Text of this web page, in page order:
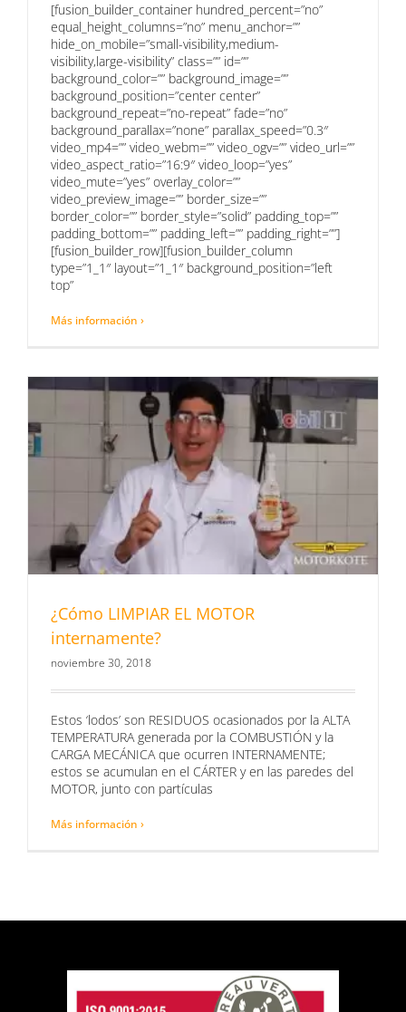
[fusion_builder_container hundred_percent=”no”
equal_height_columns=”no” menu_anchor=””
hide_on_mobile=”small-visibility,medium-
visibility,large-visibility” class=”” id=””
background_color=”” background_image=””
background_position=”center center”
background_repeat=”no-repeat” fade=”no”
background_parallax=”none” parallax_speed=”0.3″
video_mp4=”” video_webm=”” video_ogv=”” video_url=””
video_aspect_ratio=”16:9″ video_loop=”yes”
video_mute=”yes” overlay_color=””
video_preview_image=”” border_size=””
border_color=”” border_style=”solid” padding_top=””
padding_bottom=”” padding_left=”” padding_right=””]
[fusion_builder_row][fusion_builder_column
type=”1_1″ layout=”1_1″ background_position=”left
top”
Más información ›
¿Cómo LIMPIAR EL MOTOR
internamente?
noviembre 30, 2018
Estos ‘lodos’ son RESIDUOS ocasionados por la ALTA
TEMPERATURA generada por la COMBUSTIÓN y la
CARGA MECÁNICA que ocurren INTERNAMENTE;
estos se acumulan en el CÁRTER y en las paredes del
MOTOR, junto con partículas
Más información ›